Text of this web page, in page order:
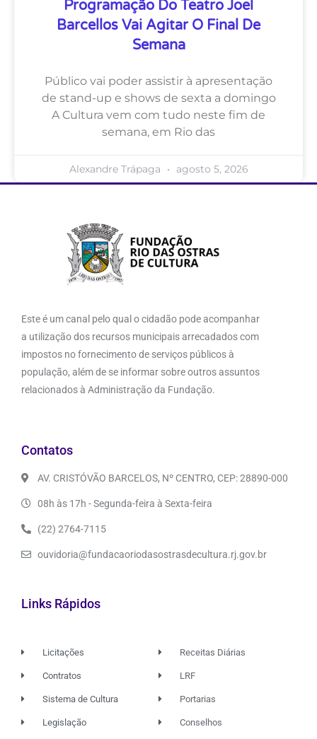
Programação Do Teatro Joel
Barcellos Vai Agitar O Final De
Semana
Público vai poder assistir à apresentação
de stand-up e shows de sexta a domingo
A Cultura vem com tudo neste fim de
semana, em Rio das
Alexandre Trápaga agosto 5, 2026
Este é um canal pelo qual o cidadão pode acompanhar
a utilização dos recursos municipais arrecadados com
impostos no fornecimento de serviços públicos à
população, além de se informar sobre outros assuntos
relacionados à Administração da Fundação.
Contatos
AV. CRISTÓVÃO BARCELOS, Nº CENTRO, CEP: 28890-000
08h às 17h - Segunda-feira à Sexta-feira
(22) 2764-7115
ouvidoria@fundacaoriodasostrasdecultura.rj.gov.br
Links Rápidos
Licitações
Contratos
Sistema de Cultura
Legislação
Receitas Diárias
LRF
Portarias
Conselhos